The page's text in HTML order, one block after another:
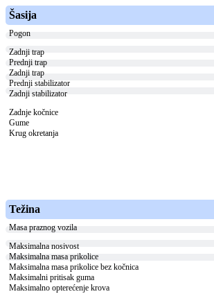
Šasija
Pogon
Zadnji trap
Prednji trap
Zadnji trap
Prednji stabilizator
Zadnji stabilizator
Zadnje kočnice
Gume
Krug okretanja
Težina
Masa praznog vozila
Maksimalna nosivost
Maksimalna masa prikolice
Maksimalna masa prikolice bez kočnica
Maksimalni pritisak guma
Maksimalno opterećenje krova